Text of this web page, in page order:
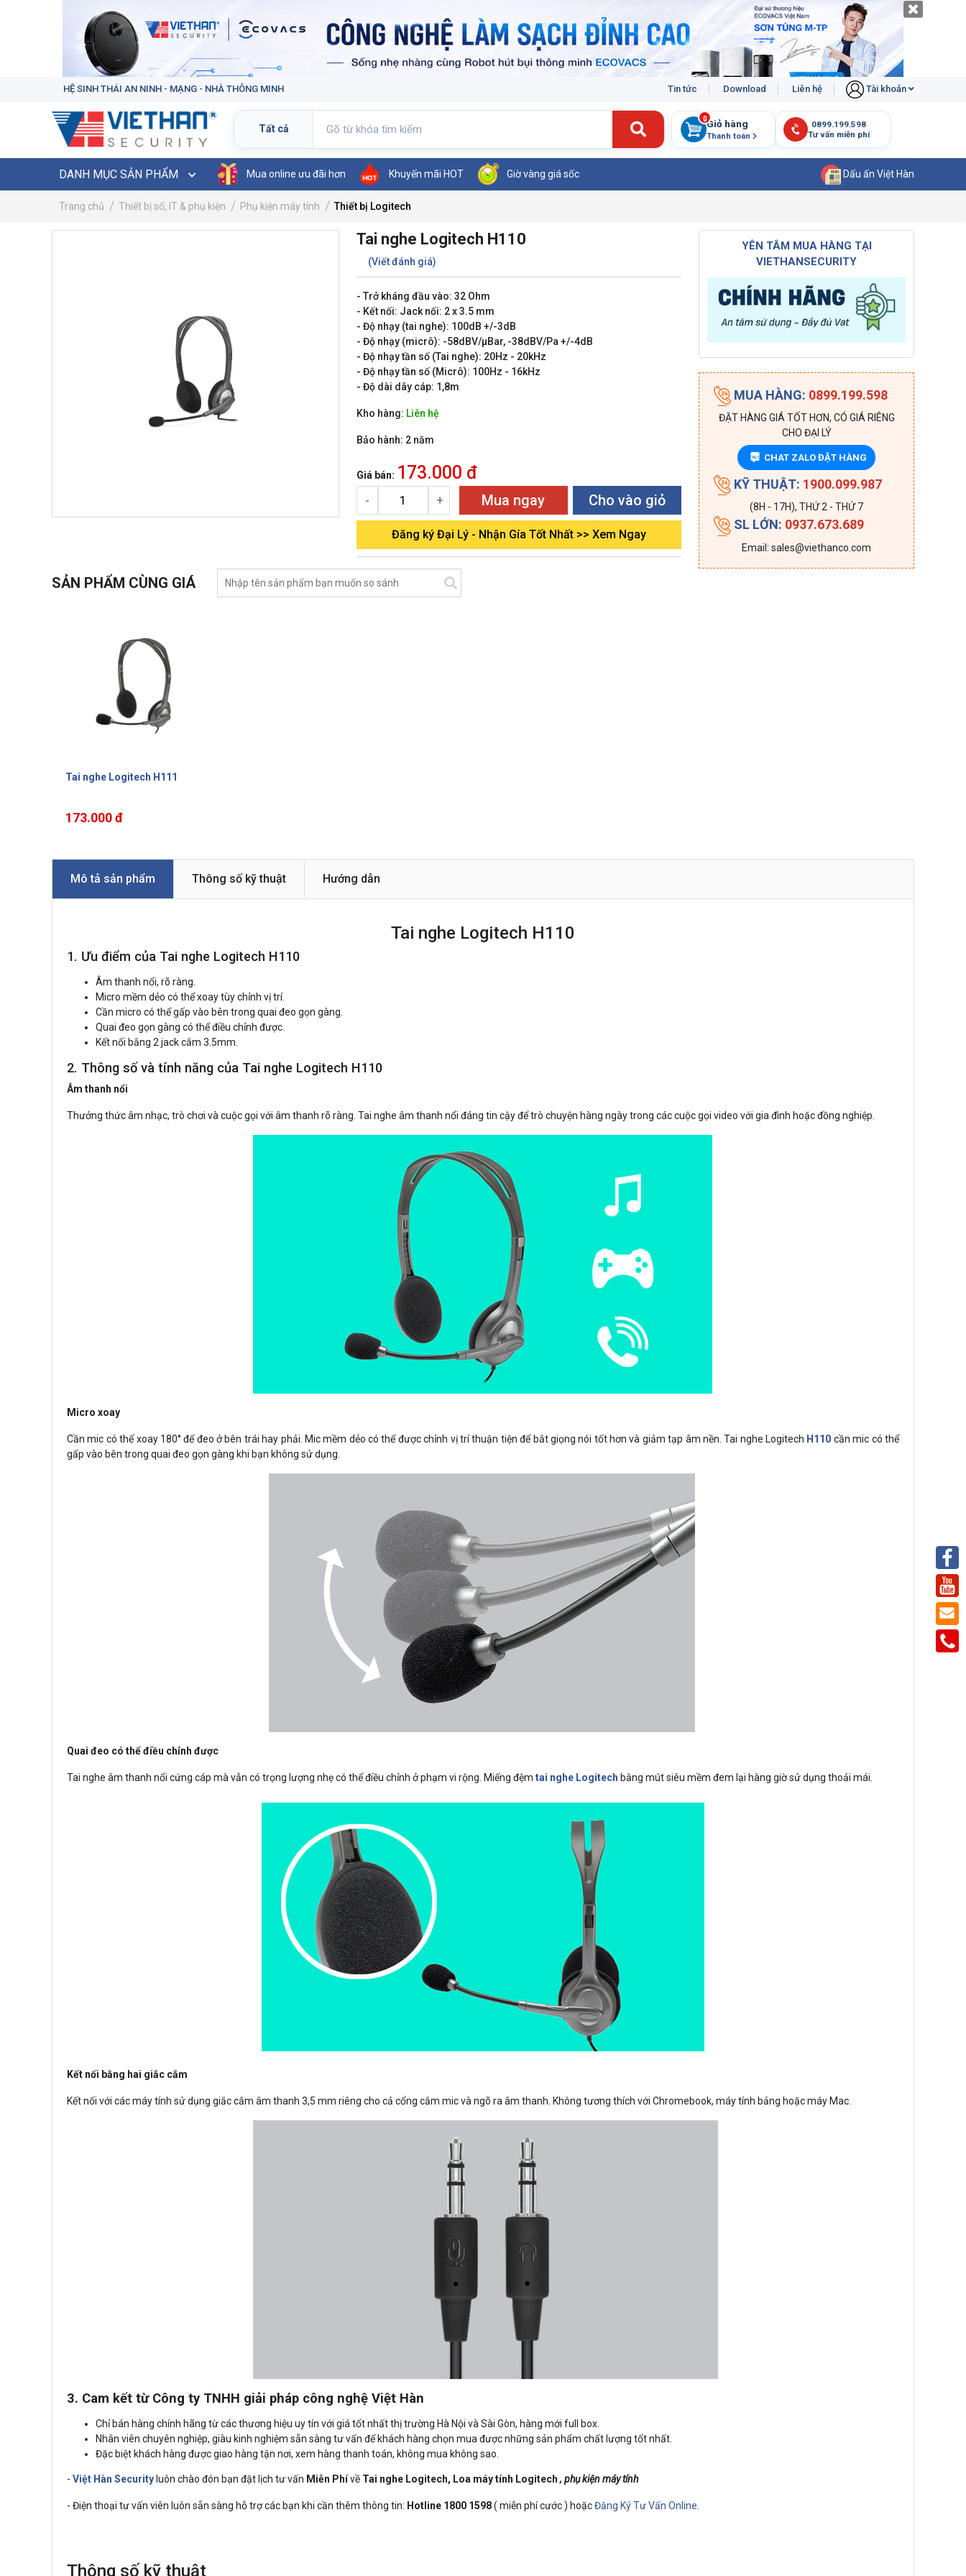
HỆ SINH THÁI AN NINH - MẠNG - NHÀ THÔNG MINH Tin tức Download Liên hệ Tài khoản
Giỏ hàng
Thanh toán
0
DANH MỤC SẢN PHẨM Mua online ưu đãi hơn Khuyến mãi HOT Giờ vàng giá sốc Dấu ấn Việt Hàn
Trang chủ Thiết bị số, IT & phụ kiện Phụ kiện máy tính Thiết bị Logitech
Tai nghe Logitech H110
(Viết đánh giá)
- Trở kháng đầu vào: 32 Ohm
- Kết nối: Jack nối: 2 x 3.5 mm
- Độ nhạy (tai nghe): 100dB +/-3dB
- Độ nhạy (micrô): -58dBV/μBar, -38dBV/Pa +/-4dB
- Độ nhạy tần số (Tai nghe): 20Hz - 20kHz
- Độ nhạy tần số (Micrô): 100Hz - 16kHz
- Độ dài dây cáp: 1,8m
Kho hàng: Liên hệ
Bảo hành: 2 năm
Giá bán: 173.000 đ
- + Mua ngay Cho vào giỏ
Đăng ký Đại Lý - Nhận Gía Tốt Nhất >> Xem Ngay
YÊN TÂM MUA HÀNG TẠI
VIETHANSECURITY
MUA HÀNG: 0899.199.598
ĐẶT HÀNG GIÁ TỐT HƠN, CÓ GIÁ RIÊNG
CHO ĐẠI LÝ
ZALO CHAT ZALO ĐẶT HÀNG
KỸ THUẬT: 1900.099.987
(8H - 17H), THỨ 2 - THỨ 7
SL LỚN: 0937.673.689
Email: sales@viethanco.com
SẢN PHẨM CÙNG GIÁ
Tai nghe Logitech H111
173.000 đ
Mô tả sản phẩm Thông số kỹ thuật Hướng dẫn
Tai nghe Logitech H110
1. Ưu điểm của Tai nghe Logitech H110
Âm thanh nổi, rõ ràng.
Micro mềm dẻo có thể xoay tùy chỉnh vị trí.
Cần micro có thể gấp vào bên trong quai đeo gọn gàng.
Quai đeo gọn gàng có thể điều chỉnh được.
Kết nối bằng 2 jack cắm 3.5mm.
2. Thông số và tính năng của Tai nghe Logitech H110
Âm thanh nổi
Thưởng thức âm nhạc, trò chơi và cuộc gọi với âm thanh rõ ràng. Tai nghe âm thanh nổi đáng tin cậy để trò chuyện hàng ngày trong các cuộc gọi video với gia đình hoặc đồng nghiệp.
Micro xoay
Cần mic có thể xoay 180° để đeo ở bên trái hay phải. Mic mềm dẻo có thể được chỉnh vị trí thuận tiện để bắt giọng nói tốt hơn và giảm tạp âm nền. Tai nghe Logitech H110 cần mic có thể
gấp vào bên trong quai đeo gọn gàng khi bạn không sử dụng.
Quai đeo có thể điều chỉnh được
Tai nghe âm thanh nổi cứng cáp mà vẫn có trọng lượng nhẹ có thể điều chỉnh ở phạm vi rộng. Miếng đệm tai nghe Logitech bằng mút siêu mềm đem lại hàng giờ sử dụng thoải mái.
Kết nối bằng hai giắc cắm
Kết nối với các máy tính sử dụng giắc cắm âm thanh 3,5 mm riêng cho cả cổng cắm mic và ngõ ra âm thanh. Không tương thích với Chromebook, máy tính bảng hoặc máy Mac.
3. Cam kết từ Công ty TNHH giải pháp công nghệ Việt Hàn
Chỉ bán hàng chính hãng từ các thương hiệu uy tín với giá tốt nhất thị trường Hà Nội và Sài Gòn, hàng mới full box.
Nhân viên chuyên nghiệp, giàu kinh nghiệm sẵn sàng tư vấn để khách hàng chọn mua được những sản phẩm chất lượng tốt nhất.
Đặc biệt khách hàng được giao hàng tận nơi, xem hàng thanh toán, không mua không sao.
- Việt Hàn Security luôn chào đón bạn đặt lịch tư vấn Miễn Phívề Tai nghe Logitech, Loa máy tính Logitech , phụ kiện máy tính
- Điện thoại tư vấn viên luôn sẵn sàng hỗ trợ các bạn khi cần thêm thông tin: Hotline 1800 1598( miễn phí cước ) hoặcĐăng Ký Tư Vấn Online
Thông số kỹ thuật